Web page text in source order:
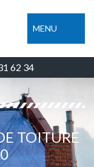
MENU
62 34
TOITURE